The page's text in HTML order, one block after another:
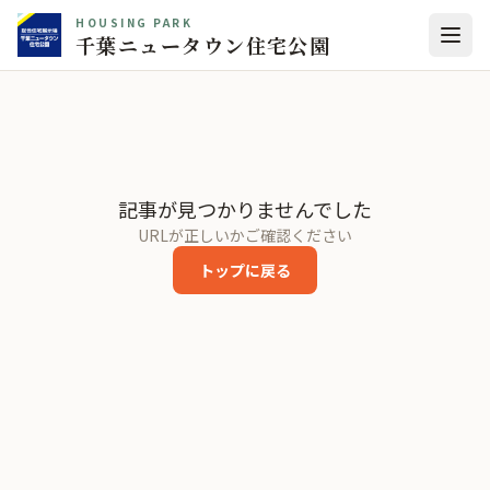
HOUSING PARK
千葉ニュータウン住宅公園
記事が見つかりませんでした
URLが正しいかご確認ください
トップに戻る